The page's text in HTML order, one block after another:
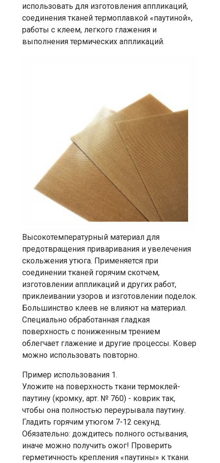
использовать для изготовления аппликаций,
соединения тканей термоплавкой «паутиной»,
работы с клеем, легкого глажения и
выполнения термических аппликаций.
Высокотемпературный материал для
предотвращения приваривания и увелечения
скольжения утюга. Применяется при
соединении тканей горячим скотчем,
изготовлении аппликаций и других работ,
приклеивании узоров и изготовлении поделок.
Большинство клеев не влияют на материал.
Специально обработанная гладкая
поверхность с пониженным трением
облегчает глажение и другие процессы. Ковер
можно использовать повторно.
Пример использования 1.
Уложите на поверхность ткани термоклей-
паутину (кромку, арт. № 760) - коврик так,
чтобы она полностью переурывала паутину.
Гладить горячим утюгом 7-12 секунд.
Обязательно: дождитесь полного остывания,
иначе можно получить ожог! Проверить
герметичность крепления «паутины» к ткани.